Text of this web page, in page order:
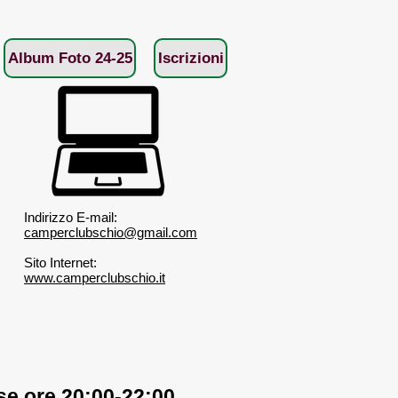
Album Foto 24-25 Iscrizioni
Indirizzo E-mail:
camperclubschio@gmail.com
Sito Internet:
www.camperclubschio.it